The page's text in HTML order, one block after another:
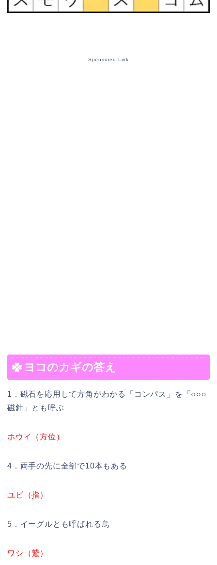
Sponsored Link
ヨコのカギの答え
1．磁石を応用して方角がわかる「コンパス」を「○○○
磁針」とも呼ぶ
ホウイ（方位）
4．両手の先に全部で10本もある
ユビ（指）
5．イーグルとも呼ばれる鳥
ワシ（鷲）